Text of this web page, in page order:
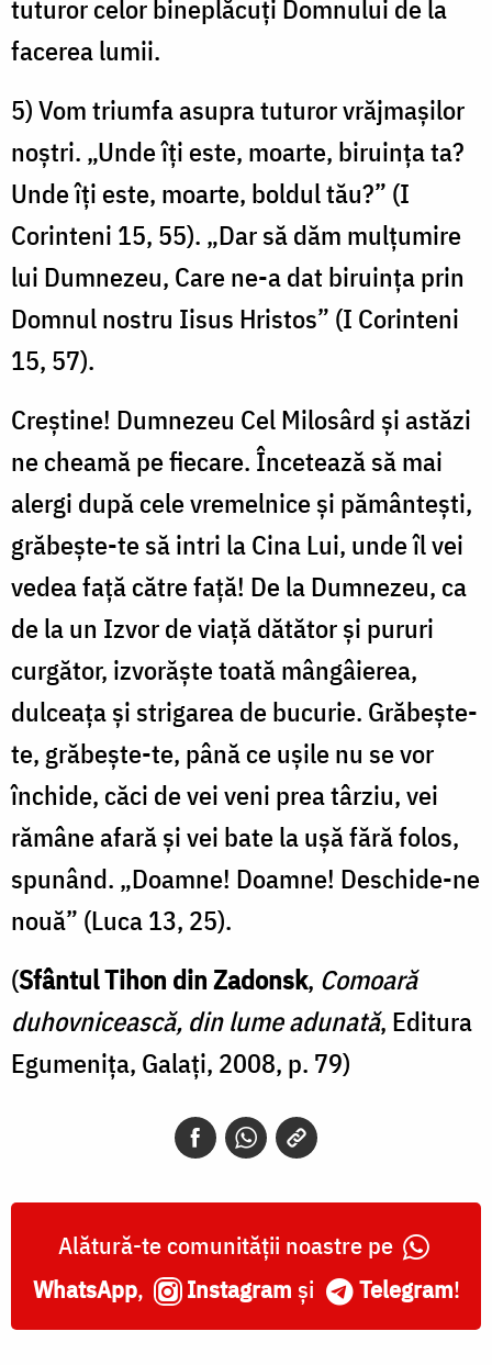
tuturor celor bineplăcuţi Domnului de la
facerea lumii.
5) Vom triumfa asupra tuturor vrăjmaşilor
noştri. „Unde îţi este, moarte, biruinţa ta?
Unde îţi este, moarte, boldul tău?” (I
Corinteni 15, 55). „Dar să dăm mulţumire
lui Dumnezeu, Care ne-a dat biruinţa prin
Domnul nostru Iisus Hristos” (I Corinteni
15, 57).
Creştine! Dumnezeu Cel Milosârd şi astăzi
ne cheamă pe fiecare. Încetează să mai
alergi după cele vremelnice şi pământeşti,
grăbeşte-te să intri la Cina Lui, unde îl vei
vedea faţă către faţă! De la Dumnezeu, ca
de la un Izvor de viaţă dătător şi pururi
curgător, izvorăşte toată mângâierea,
dulceaţa şi strigarea de bucurie. Grăbeşte-
te, grăbeşte-te, până ce uşile nu se vor
închide, căci de vei veni prea târziu, vei
rămâne afară şi vei bate la uşă fără folos,
spunând. „Doamne! Doamne! Deschide-ne
nouă” (Luca 13, 25).
(Sfântul Tihon din Zadonsk, Comoară
duhovnicească, din lume adunată, Editura
Egumenița, Galați, 2008, p. 79)
Alătură-te comunității noastre pe
WhatsApp, Instagram și Telegram!